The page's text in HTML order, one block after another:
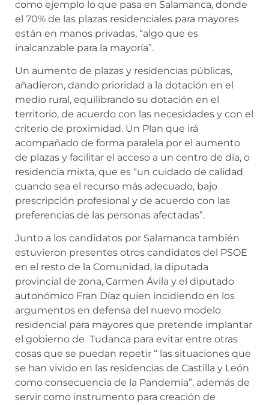
como ejemplo lo que pasa en Salamanca, donde
el 70% de las plazas residenciales para mayores
están en manos privadas, “algo que es
inalcanzable para la mayoría”.
Un aumento de plazas y residencias públicas,
añadieron, dando prioridad a la dotación en el
medio rural, equilibrando su dotación en el
territorio, de acuerdo con las necesidades y con el
criterio de proximidad. Un Plan que irá
acompañado de forma paralela por el aumento
de plazas y facilitar el acceso a un centro de día, o
residencia mixta, que es “un cuidado de calidad
cuando sea el recurso más adecuado, bajo
prescripción profesional y de acuerdo con las
preferencias de las personas afectadas”.
Junto a los candidatos por Salamanca también
estuvieron presentes otros candidatos del PSOE
en el resto de la Comunidad, la diputada
provincial de zona, Carmen Ávila y el diputado
autonómico Fran Díaz quien incidiendo en los
argumentos en defensa del nuevo modelo
residencial para mayores que pretende implantar
el gobierno de Tudanca para evitar entre otras
cosas que se puedan repetir “ las situaciones que
se han vivido en las residencias de Castilla y León
como consecuencia de la Pandemia”, además de
servir como instrumento para creación de